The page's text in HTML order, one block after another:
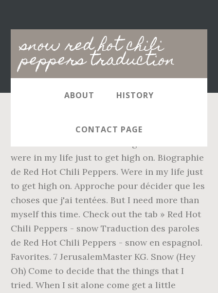
snow red hot chili
peppers traduction
Main
navigation
ABOUT HISTORY
CONTACT PAGE
PAROLES; ARTISTES + Ajouter des paroles.
were in my life just to get high on. Biographie
de Red Hot Chili Peppers. Were in my life just
to get high on. Approche pour décider que les
choses que j'ai tentées. But I need more than
myself this time. Check out the tab » Red Hot
Chili Peppers - snow Traduction des paroles
de Red Hot Chili Peppers - snow en espagnol.
Favorites. 7 JerusalemMaster KG. Snow (Hey
Oh) Come to decide that the things that I
tried. When I sit alone come get a little